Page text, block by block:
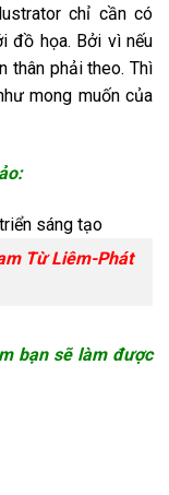
chỉ cần có
đồ họa. Bởi vì nếu
thân phải theo. Thì
mong muốn của
Từ Liêm-Phát
bạn sẽ làm được